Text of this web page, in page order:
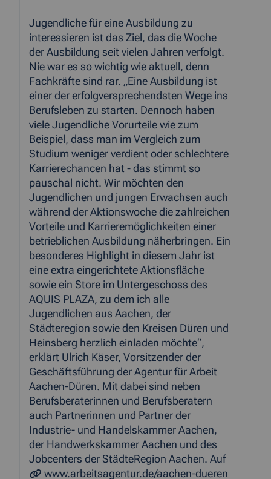
Jugendliche für eine Ausbildung zu
interessieren ist das Ziel, das die Woche
der Ausbildung seit vielen Jahren verfolgt.
Nie war es so wichtig wie aktuell, denn
Fachkräfte sind rar. „Eine Ausbildung ist
einer der erfolgversprechendsten Wege ins
Berufsleben zu starten. Dennoch haben
viele Jugendliche Vorurteile wie zum
Beispiel, dass man im Vergleich zum
Studium weniger verdient oder schlechtere
Karrierechancen hat - das stimmt so
pauschal nicht. Wir möchten den
Jugendlichen und jungen Erwachsen auch
während der Aktionswoche die zahlreichen
Vorteile und Karrieremöglichkeiten einer
betrieblichen Ausbildung näherbringen. Ein
besonderes Highlight in diesem Jahr ist
eine extra eingerichtete Aktionsfläche
sowie ein Store im Untergeschoss des
AQUIS PLAZA, zu dem ich alle
Jugendlichen aus Aachen, der
Städteregion sowie den Kreisen Düren und
Heinsberg herzlich einladen möchte“,
erklärt Ulrich Käser, Vorsitzender der
Geschäftsführung der Agentur für Arbeit
Aachen-Düren. Mit dabei sind neben
Berufsberaterinnen und Berufsberatern
auch Partnerinnen und Partner der
Industrie- und Handelskammer Aachen,
der Handwerkskammer Aachen und des
Jobcenters der StädteRegion Aachen. Auf
www.arbeitsagentur.de/aachen-dueren